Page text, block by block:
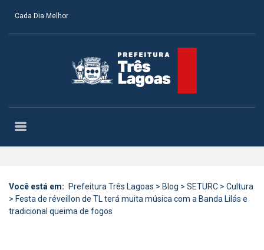
Cada Dia Melhor
Você está em: Prefeitura Três Lagoas > Blog > SETURC > Cultura
> Festa de réveillon de TL terá muita música com a Banda Lilás e
tradicional queima de fogos